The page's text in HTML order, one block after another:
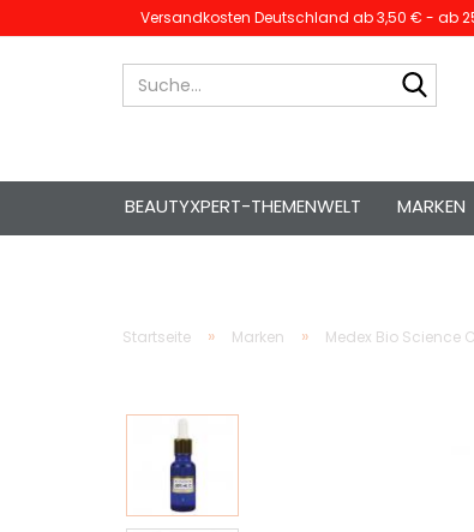
Versandkosten Deutschland ab 3,50 € - ab
BEAUTYXPERT-THEMENWELT MARKEN
Startseite » Marken » Medex Bio Science